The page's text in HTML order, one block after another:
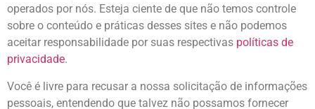
operados por nós. Esteja ciente de que não temos controle
sobre o conteúdo e práticas desses sites e não podemos
aceitar responsabilidade por suas respectivas políticas de
privacidade.
Você é livre para recusar a nossa solicitação de informações
pessoais, entendendo que talvez não possamos fornecer